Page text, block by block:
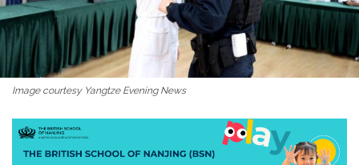
Image courtesy Yangtze Evening News